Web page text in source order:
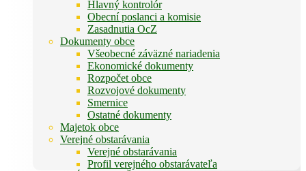
Hlavný kontrolór
Obecní poslanci a komisie
Zasadnutia OcZ
Dokumenty obce
Všeobecné záväzné nariadenia
Ekonomické dokumenty
Rozpočet obce
Rozvojové dokumenty
Smernice
Ostatné dokumenty
Majetok obce
Verejné obstarávania
Verejné obstarávania
Profil verejného obstarávateľa